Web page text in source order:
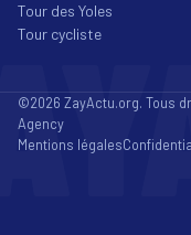
Tour des Yoles
Tour cycliste
©2026 ZayActu.org. Tous
Agency
Mentions légales